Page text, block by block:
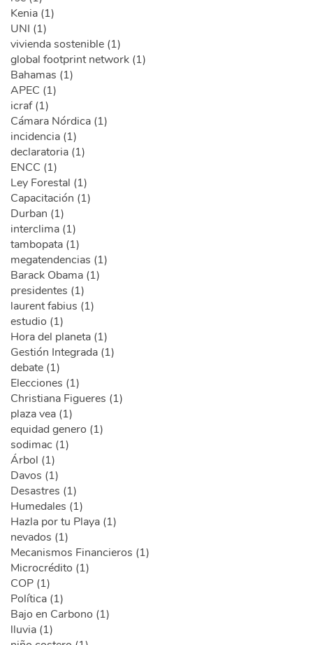
Kenia (1)
UNI (1)
vivienda sostenible (1)
global footprint network (1)
Bahamas (1)
APEC (1)
icraf (1)
Cámara Nórdica (1)
incidencia (1)
declaratoria (1)
ENCC (1)
Ley Forestal (1)
Capacitación (1)
Durban (1)
interclima (1)
tambopata (1)
megatendencias (1)
Barack Obama (1)
presidentes (1)
laurent fabius (1)
estudio (1)
Hora del planeta (1)
Gestión Integrada (1)
debate (1)
Elecciones (1)
Christiana Figueres (1)
plaza vea (1)
equidad genero (1)
sodimac (1)
Árbol (1)
Davos (1)
Desastres (1)
Humedales (1)
Hazla por tu Playa (1)
nevados (1)
Mecanismos Financieros (1)
Microcrédito (1)
COP (1)
Política (1)
Bajo en Carbono (1)
lluvia (1)